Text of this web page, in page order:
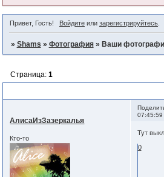
Привет, Гость! Войдитеили зарегистрируйтесь.
» Shams » Фотография » Ваши
Страница: 1
07:45:59
АлисаИзЗазеркалья
Кто-то
Тут
0